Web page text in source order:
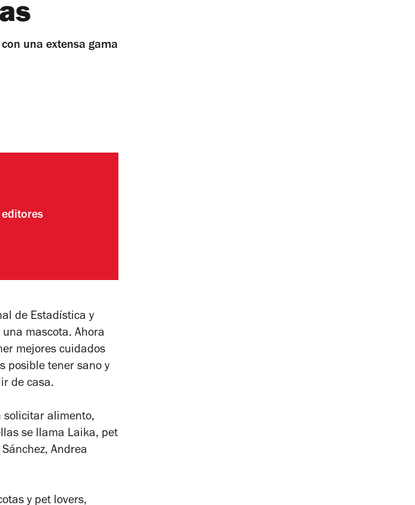
una extensa gama
editores
de Estadística y
mascota. Ahora
mejores cuidados
posible tener sano y
de casa.
solicitar alimento,
se llama Laika, pet
Andrea
y pet lovers,